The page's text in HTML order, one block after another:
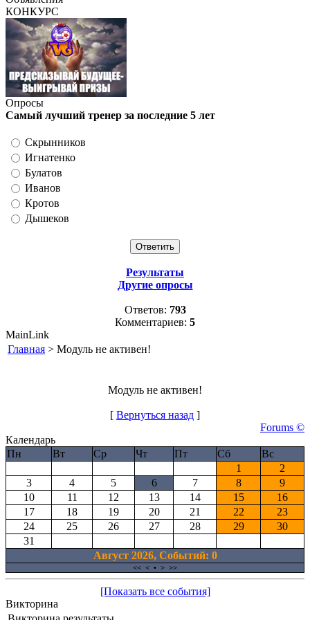
КОНКУРС
Опросы
Самый лучший тренер за последние 5 лет
Скрынников
Игнатенко
Булатов
Иванов
Кротов
Дышеков
Результаты
Другие опросы
Ответов: 793
Комментариев: 5
MainLink
Главная > Модуль не активен!
Модуль не активен!
[ Вернуться назад ]
Forums ©
Календарь
Пн
Вт Ср Чт Пт Сб
Вс
1
2
3
4 5 6 7 8
9
10
11 12 13 14 15
16
17
18 19 20 21 22
23
24
25 26 27 28 29
30
31
Август 2026, Cобытий: 0
<< < • > >>
[Показать все события]
Викторина